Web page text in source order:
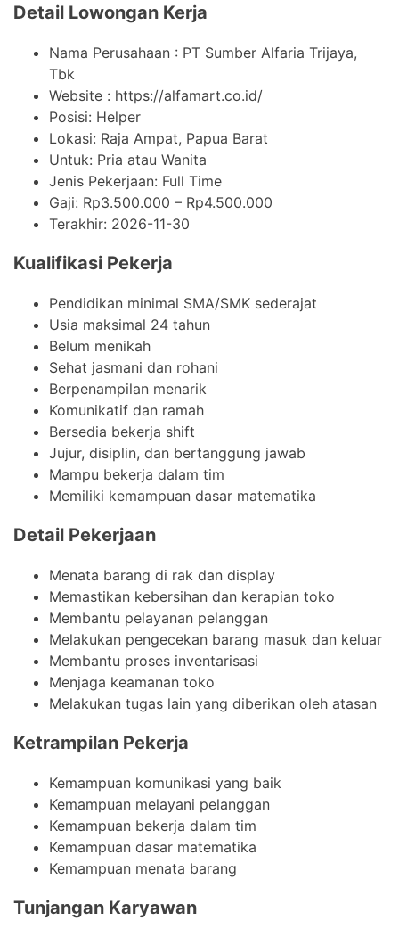
Detail Lowongan Kerja
Nama Perusahaan : PT Sumber Alfaria Trijaya,
Tbk
Website : https://alfamart.co.id/
Posisi: Helper
Lokasi: Raja Ampat, Papua Barat
Untuk: Pria atau Wanita
Jenis Pekerjaan: Full Time
Gaji: Rp3.500.000 – Rp4.500.000
Terakhir: 2026-11-30
Kualifikasi Pekerja
Pendidikan minimal SMA/SMK sederajat
Usia maksimal 24 tahun
Belum menikah
Sehat jasmani dan rohani
Berpenampilan menarik
Komunikatif dan ramah
Bersedia bekerja shift
Jujur, disiplin, dan bertanggung jawab
Mampu bekerja dalam tim
Memiliki kemampuan dasar matematika
Detail Pekerjaan
Menata barang di rak dan display
Memastikan kebersihan dan kerapian toko
Membantu pelayanan pelanggan
Melakukan pengecekan barang masuk dan keluar
Membantu proses inventarisasi
Menjaga keamanan toko
Melakukan tugas lain yang diberikan oleh atasan
Ketrampilan Pekerja
Kemampuan komunikasi yang baik
Kemampuan melayani pelanggan
Kemampuan bekerja dalam tim
Kemampuan dasar matematika
Kemampuan menata barang
Tunjangan Karyawan